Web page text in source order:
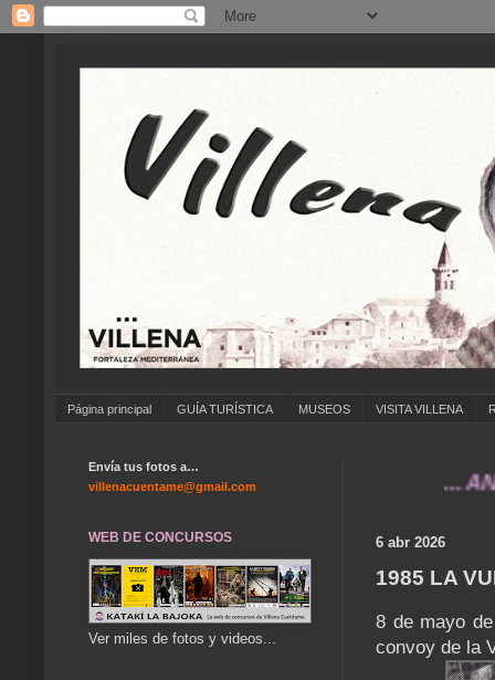
Página principal GUÍA TURÍSTICA MUSEOS VISITA VILLENA
...
6 abr 2026
1985 LA
8 de mayo
convoy de la
Envía tus fotos a…
villenacuentame@gmail.com
WEB DE CONCURSOS
Ver miles de fotos y videos...